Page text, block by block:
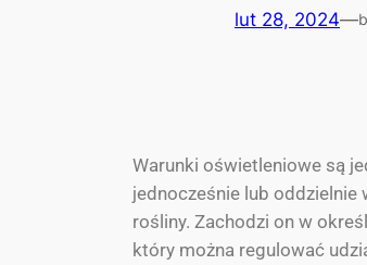
lut 28, 2024—
Warunki oświetleniowe są
jednocześnie lub
rośliny. Zachodzi on w
który można regulować